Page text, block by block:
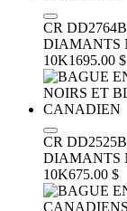
CR DD2764
DIAMANTS
10K1695.00 $
CR DD2525
DIAMANTS
10K675.00 $